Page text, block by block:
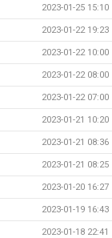
2023-01-25 15:10
2023-01-22 19:23
2023-01-22 10:00
2023-01-22 08:00
2023-01-22 07:00
2023-01-21 10:20
2023-01-21 08:36
2023-01-21 08:25
2023-01-20 16:27
2023-01-19 16:43
2023-01-18 22:41